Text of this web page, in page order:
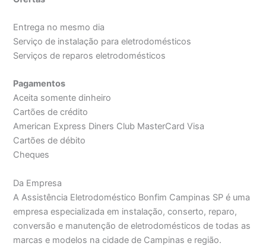
Entrega no mesmo dia
Serviço de instalação para eletrodomésticos
Serviços de reparos eletrodomésticos
Pagamentos
Aceita somente dinheiro
Cartões de crédito
American Express Diners Club MasterCard Visa
Cartões de débito
Cheques
Da Empresa
A Assistência Eletrodoméstico Bonfim Campinas SP é uma
empresa especializada em instalação, conserto, reparo,
conversão e manutenção de eletrodomésticos de todas as
marcas e modelos na cidade de Campinas e região.